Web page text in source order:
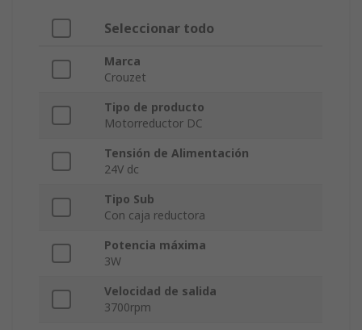
Seleccionar todo
Marca
Crouzet
Tipo de producto
Motorreductor DC
Tensión de Alimentación
24V dc
Tipo Sub
Con caja reductora
Potencia máxima
3W
Velocidad de salida
3700rpm